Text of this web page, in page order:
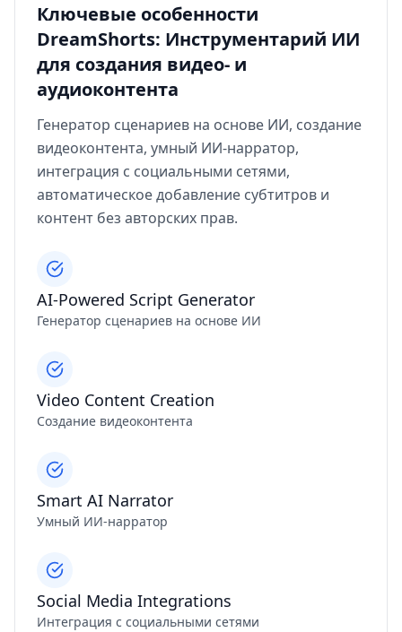
Ключевые особенности
DreamShorts: Инструментарий ИИ
для создания видео- и
аудиоконтента
Генератор сценариев на основе ИИ, создание
видеоконтента, умный ИИ-нарратор,
интеграция с социальными сетями,
автоматическое добавление субтитров и
контент без авторских прав.
AI-Powered Script Generator
Генератор сценариев на основе ИИ
Video Content Creation
Создание видеоконтента
Smart AI Narrator
Умный ИИ-нарратор
Social Media Integrations
Интеграция с социальными сетями